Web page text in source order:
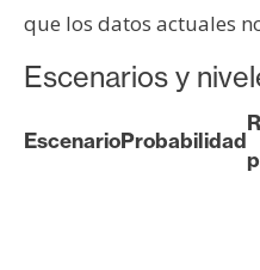
que los datos actuales
Escenarios y
EscenarioProbabilidad